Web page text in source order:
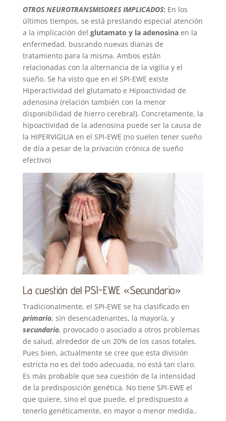
OTROS NEUROTRANSMISORES IMPLICADOS: En los
últimos tiempos, se está prestando especial atención
a la implicación del glutamato y la adenosinaen la
enfermedad, buscando nuevas dianas de
tratamiento para la misma. Ambos están
relacionadas con la alternancia de la vigilia y el
sueño. Se ha visto que en el SPI-EWE existe
Hiperactividad del glutamato e Hipoactividad de
adenosina (relación también con la menor
disponibilidad de hierro cerebral). Concretamente, la
hipoactividad de la adenosina puede ser la causa de
la HIPERVIGILIA en el SPI-EWE (no suelen tener sueño
de día a pesar de la privación crónica de sueño
efectivo)
La cuestión del PSI-EWE «Secundario»
Tradicionalmente, el SPI-EWE se ha clasificado en
primario, sin desencadenantes, la mayoría, y
secundario, provocado o asociado a otros problemas
de salud, alrededor de un 20% de los casos totales.
Pues bien, actualmente se cree que esta división
estricta no es del todo adecuada, no está tan claro.
Es más probable que sea cuestión de la intensidad
de la predisposición genética. No tiene SPI-EWE el
que quiere, sino el que puede, el predispuesto a
tenerlo genéticamente, en mayor o menor medida..